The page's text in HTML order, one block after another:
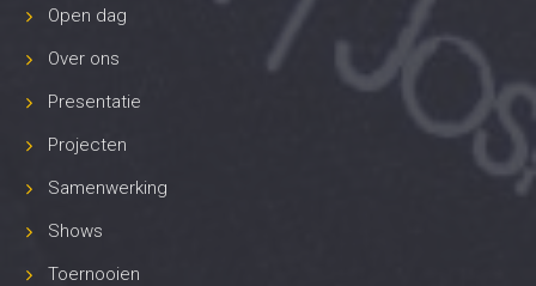
Open dag
Over ons
Presentatie
Projecten
Samenwerking
Shows
Toernooien